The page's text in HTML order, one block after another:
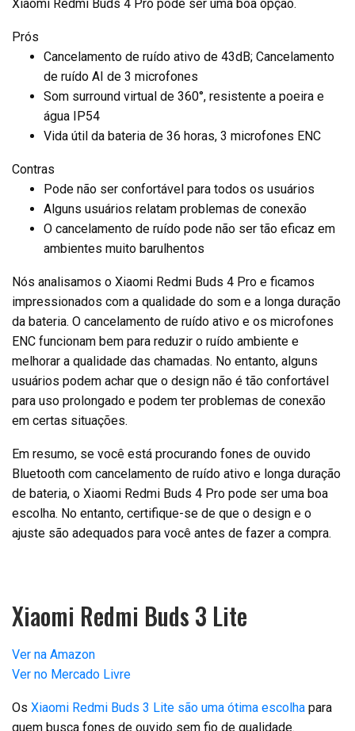
Xiaomi Redmi Buds 4 Pro pode ser uma boa opção.
Prós
Cancelamento de ruído ativo de 43dB; Cancelamento
de ruído AI de 3 microfones
Som surround virtual de 360°, resistente a poeira e
água IP54
Vida útil da bateria de 36 horas, 3 microfones ENC
Contras
Pode não ser confortável para todos os usuários
Alguns usuários relatam problemas de conexão
O cancelamento de ruído pode não ser tão eficaz em
ambientes muito barulhentos
Nós analisamos o Xiaomi Redmi Buds 4 Pro e ficamos
impressionados com a qualidade do som e a longa duração
da bateria. O cancelamento de ruído ativo e os microfones
ENC funcionam bem para reduzir o ruído ambiente e
melhorar a qualidade das chamadas. No entanto, alguns
usuários podem achar que o design não é tão confortável
para uso prolongado e podem ter problemas de conexão
em certas situações.
Em resumo, se você está procurando fones de ouvido
Bluetooth com cancelamento de ruído ativo e longa duração
de bateria, o Xiaomi Redmi Buds 4 Pro pode ser uma boa
escolha. No entanto, certifique-se de que o design e o
ajuste são adequados para você antes de fazer a compra.
Xiaomi Redmi Buds 3 Lite
Ver na Amazon
Ver no Mercado Livre
Os Xiaomi Redmi Buds 3 Lite são uma ótima escolha para
quem busca fones de ouvido sem fio de qualidade.